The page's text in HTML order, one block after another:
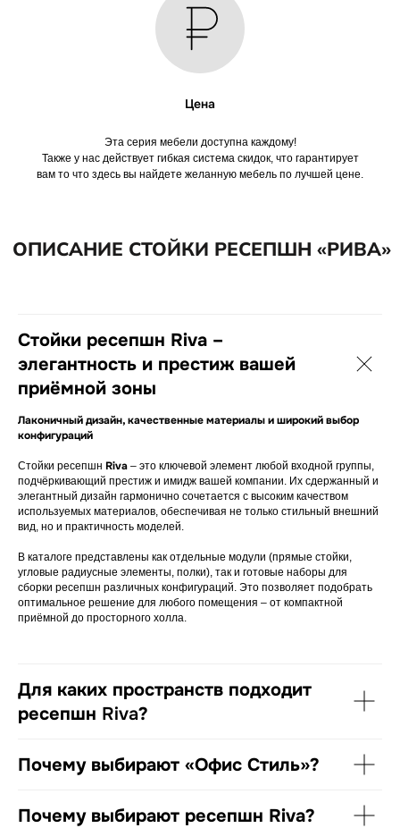
Цена
Эта серия мебели доступна каждому!
Также у нас действует гибкая система скидок, что гарантирует
вам то что здесь вы найдете желанную мебель по лучшей цене.
Стойки ресепшн Riva –
элегантность и престиж вашей
приёмной зоны
Лаконичный дизайн, качественные материалы и широкий выбор
конфигураций
Стойки ресепшн Riva – это ключевой элемент любой входной группы,
подчёркивающий престиж и имидж вашей компании. Их сдержанный и
элегантный дизайн гармонично сочетается с высоким качеством
используемых материалов, обеспечивая не только стильный внешний
вид, но и практичность моделей.
В каталоге представлены как отдельные модули (прямые стойки,
угловые радиусные элементы, полки), так и готовые наборы для
сборки ресепшн различных конфигураций. Это позволяет подобрать
оптимальное решение для любого помещения – от компактной
приёмной до просторного холла.
Для каких пространств подходит
ресепшн Riva?
Почему выбирают «Офис Стиль»?
Почему выбирают ресепшн Riva?
ПОКУПАТЕЛЯМ
Доставка, сборка
Политика конфиденциальности
Разработка сайта: SH
Контакты
ООО «Офис Стиль»
ИНН 3525113176
ОГРН 1023500886310